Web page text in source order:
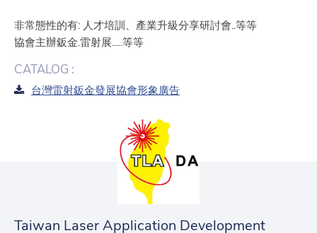
非常態性的有: 人才培訓、產業升級分享研討會..等等
協會主辦鈑金.雷射展.....等等
CATALOG :
台灣雷射鈑金發展協會形象廣告
Taiwan Laser Application Development